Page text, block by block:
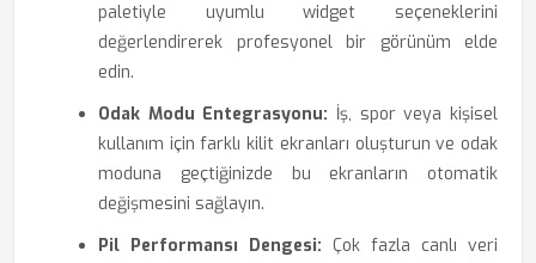
paletiyle uyumlu widget seçeneklerini
değerlendirerek profesyonel bir görünüm elde
edin.
Odak Modu Entegrasyonu: İş, spor veya kişisel
kullanım için farklı kilit ekranları oluşturun ve odak
moduna geçtiğinizde bu ekranların otomatik
değişmesini sağlayın.
Pil Performansı Dengesi: Çok fazla canlı veri